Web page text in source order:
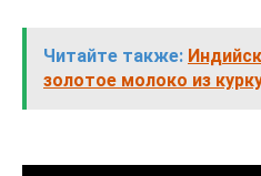
Читайте также:
золотое молоко из